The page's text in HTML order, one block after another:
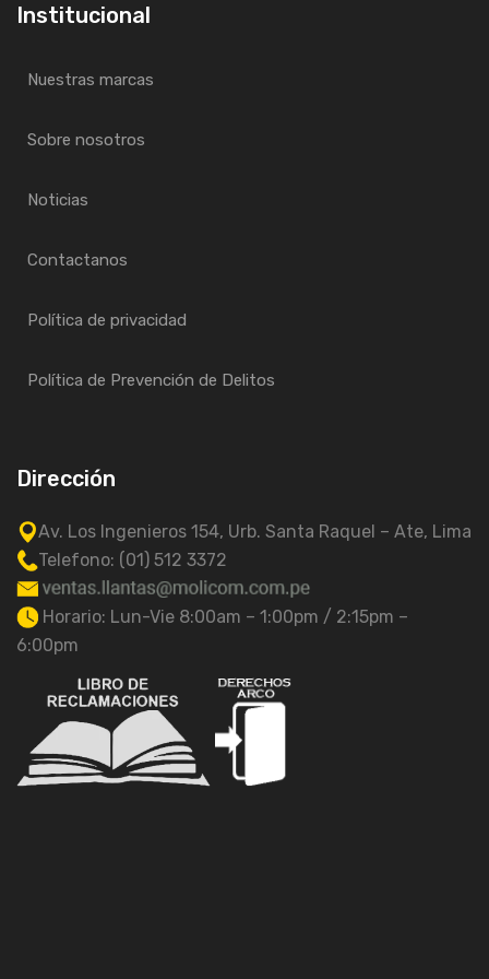
Institucional
Nuestras marcas
Sobre nosotros
Noticias
Contactanos
Política de privacidad
Política de Prevención de Delitos
Dirección
Av. Los Ingenieros 154, Urb. Santa Raquel – Ate, Lima
Telefono: (01) 512 3372
Horario: Lun-Vie 8:00am – 1:00pm / 2:15pm –
6:00pm